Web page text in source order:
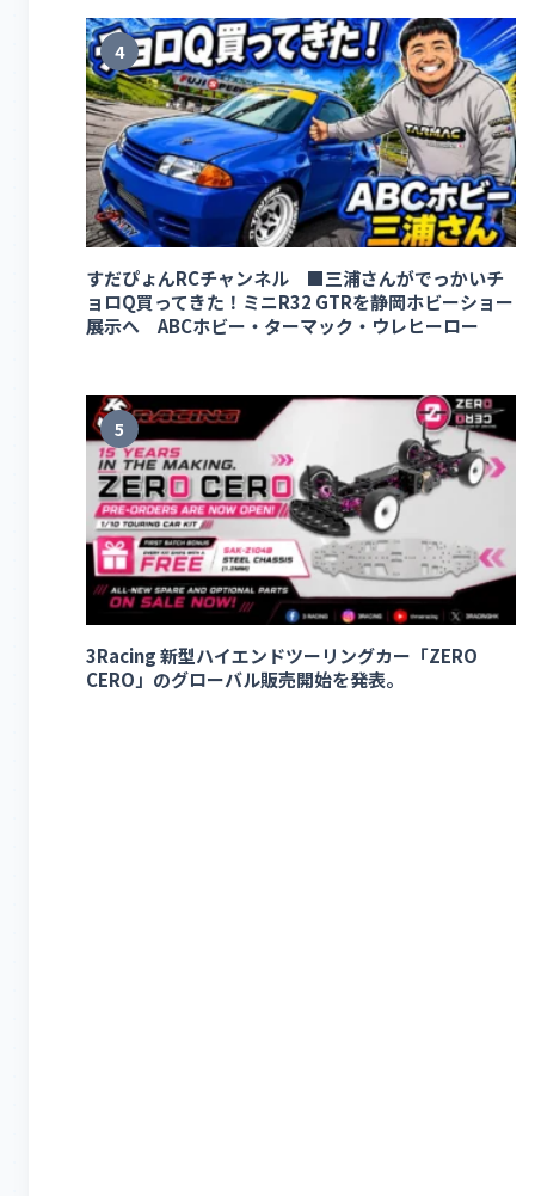
4
すだぴょんRCチャンネル ■三浦さんがでっかいチ
ョロQ買ってきた！ミニR32 GTRを静岡ホビーショー
展示へ ABCホビー・ターマック・ウレヒーロー
5
3Racing 新型ハイエンドツーリングカー「ZERO
CERO」のグローバル販売開始を発表。